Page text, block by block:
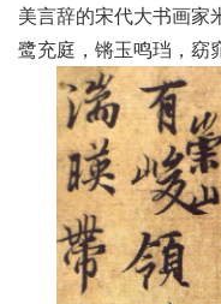
美言辞的宋代大书画家
鹭充庭，锵玉鸣珰，窈